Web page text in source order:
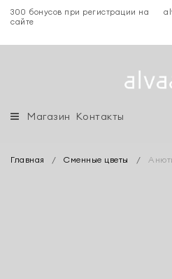
300 бонусов при регистрации на
сайте
Магазин Контакты
Главная / Сменные цветы /